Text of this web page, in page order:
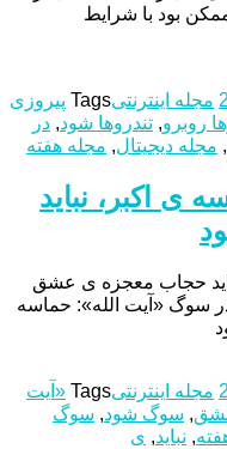
بود با شرایط
مجله اینترنتیTags پیروزی
روبرو, تندروها شود, در
, مجله دیجیتال, مجله هفته
ی اکبر، نباید
حجاب معجزه ی عشق
در سوگ «آیت الله»: حماسه
مجله اینترنتیTags «آیت
, سوگ شود, سوگ
, نباید, ی